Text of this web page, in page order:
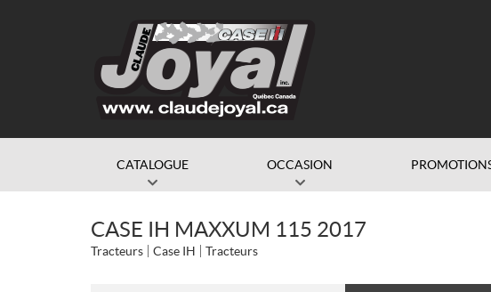
CATALOGUE OCCASION
CASE IH MAXXUM 115 2017
Tracteurs Case IH Tracteurs